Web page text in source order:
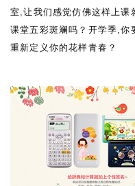
室,让我们感觉仿佛这样上课
课堂五彩斑斓吗？开学季,你
重新定义你的花样青春？